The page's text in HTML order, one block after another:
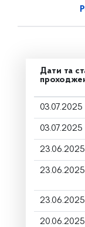
Дати та
03.07.2025
03.07.2025
23.06.2025
23.06.2025
23.06.2025
20.06.2025